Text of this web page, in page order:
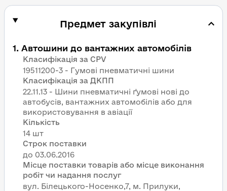
Предмет закупівлі
1. Автошини до вантажних автомобілів
Класифікація за CPV
19511200-3 - Гумові пневматичні шини
Класифікація за ДКПП
22.11.13 - Шини пневматичні ґумові нові до
автобусів, вантажних автомобілів або для
використовування в авіації
Кількість
14 шт
Строк поставки
Місце поставки товарів або місце виконання
робіт чи надання послуг
вул. Білецького-Носенко,7, м. Прилуки,